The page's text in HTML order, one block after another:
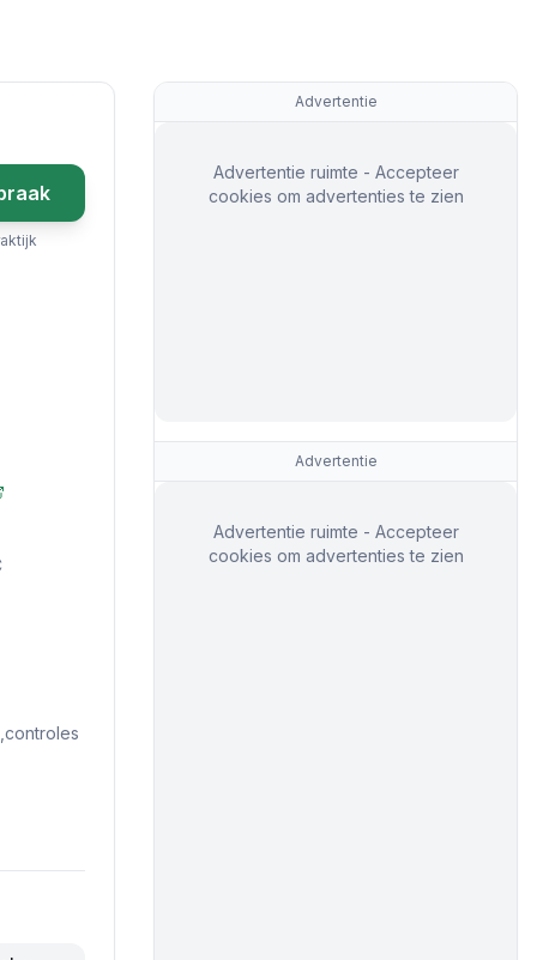
Advertentie
Advertentie ruimte - Accepteer
cookies om advertenties te zien
Advertentie
Advertentie ruimte - Accepteer
cookies om advertenties te zien